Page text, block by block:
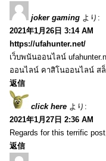
joker gaming より:
2021年1月26日 3:14 AM
https://ufahunter.net/
เว็บพนันออนไลน์
ออนไลน์ คาสิโนออนไลน์ ส
返信
click here より:
2021年1月27日 2:36 AM
Regards for this terrific
返信